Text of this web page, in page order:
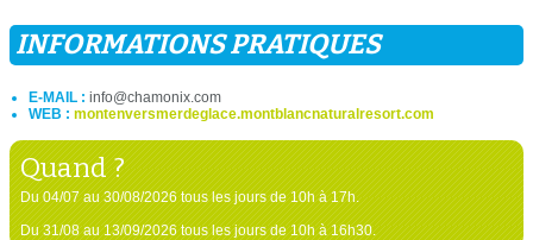
INFORMATIONS PRATIQUES
E-MAIL : info@chamonix.com
WEB : montenversmerdeglace.montblancnaturalresort.com
Quand ?
Du 04/07 au 30/08/2026 tous les jours de 10h à 17h.
Du 31/08 au 13/09/2026 tous les jours de 10h à 16h30.